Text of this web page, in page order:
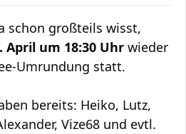
schon großteils wisst,
April um 18:30 Uhr wieder
Umrundung statt.
bereits: Heiko, Lutz,
Vize68 und evtl.